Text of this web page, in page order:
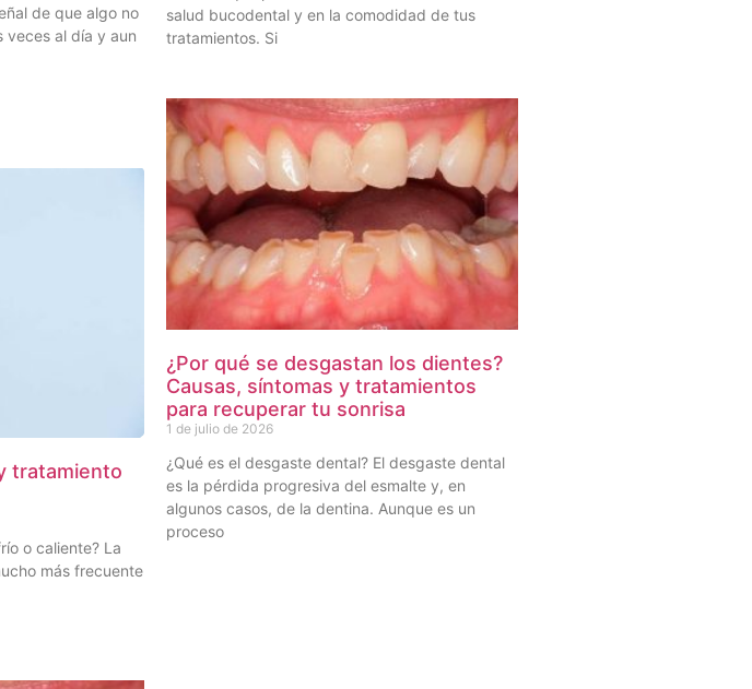
de que algo no
veces al día y aun
tratamiento
o caliente? La
más frecuente
salud bucodental y en la comodidad de tus
tratamientos. Si
¿Por qué se desgastan los dientes?
Causas, síntomas y tratamientos
para recuperar tu sonrisa
1 de julio de 2026
¿Qué es el desgaste dental? El desgaste dental
es la pérdida progresiva del esmalte y, en
algunos casos, de la dentina. Aunque es un
proceso